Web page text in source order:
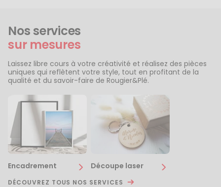
Nos services
sur mesures
Laissez libre cours à votre créativité et réalisez des pièces
uniques qui reflètent votre style, tout en profitant de la
qualité et du savoir-faire de Rougier&Plé.
Encadrement Découpe laser
DÉCOUVREZ TOUS NOS SERVICES